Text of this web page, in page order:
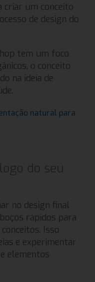
criar um conceito
de design do
tem um foco
o conceito
na ideia de
natural para
do seu
no design final
rápidos para
Isso
e experimentar
elementos